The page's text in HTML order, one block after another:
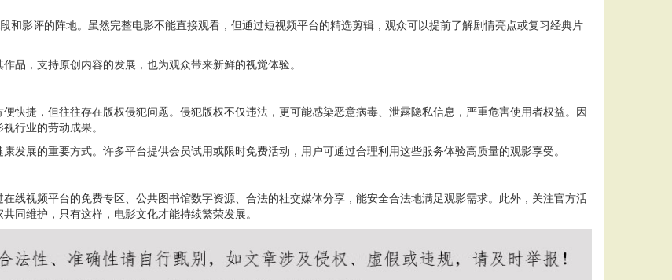
和影评的阵地。虽然完整电影不能直接观看，但通过短视频平台的精选剪辑，观众可以提前了解剧情亮点或复习经典片
品，支持原创内容的发展，也为观众带来新鲜的视觉体验。
快捷，但往往存在版权侵犯问题。侵犯版权不仅违法，更可能感染恶意病毒、泄露隐私信息，严重危害使用者权益。因
行业的劳动成果。
发展的重要方式。许多平台提供会员试用或限时免费活动，用户可通过合理利用这些服务体验高质量的观影享受。
线视频平台的免费专区、公共图书馆数字资源、合法的社交媒体分享，能安全合法地满足观影需求。此外，关注官方活
同维护，只有这样，电影文化才能持续繁荣发展。